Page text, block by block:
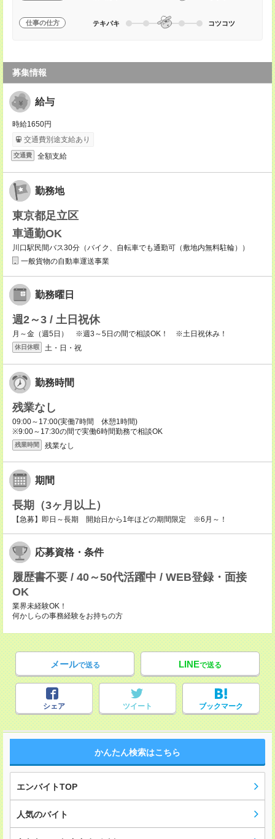
仕事の仕方 テキパキ コツコツ
募集情報
給与
時給1650円
交通費別途支給あり
交通費 全額支給
勤務地
東京都足立区
車通勤OK
川口駅民間バス30分（バイク、自転車でも通勤可（敷地内無料駐輪））
一般貨物の自動車運送事業
勤務曜日
週2～3 / 土日祝休
月～金（週5日） ※週3～5日の間で相談OK！ ※土日祝休み！
休日休暇 土・日・祝
勤務時間
残業なし
09:00～17:00(実働7時間 休憩1時間)
※9:00～17:30の間で実働6時間勤務で相談OK
残業時間 残業なし
期間
長期（3ヶ月以上）
【急募】即日～長期 開始日から1年ほどの期間限定 ※6月～！
応募資格・条件
履歴書不要 / 40～50代活躍中 / WEB登録・面接
OK
業界未経験OK！
何かしらの事務経験をお持ちの方
メールで送る LINEで送る
シェア ツイート ブックマーク
かんたん検索はこちら
エンバイトTOP
人気のバイト